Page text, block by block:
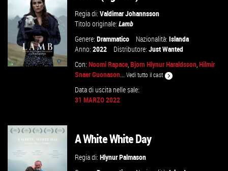
VAI ALLA SCHEDA
Regia di:Valdimar Johannsson
Titolo originale:Lamb
Genere:Drammatico Nazionalità:Islanda
Anno:2022 Distributore:Just Wanted
Con:Noomi Rapace ,Bjorn Hlynur Haraldsson ,Hilmir
Snaer Guonason ...Vedi tutto il cast
Data di uscita nelle sale:
31 MARZO 2022
A White White Day
Regia di:Hlynur Palmason